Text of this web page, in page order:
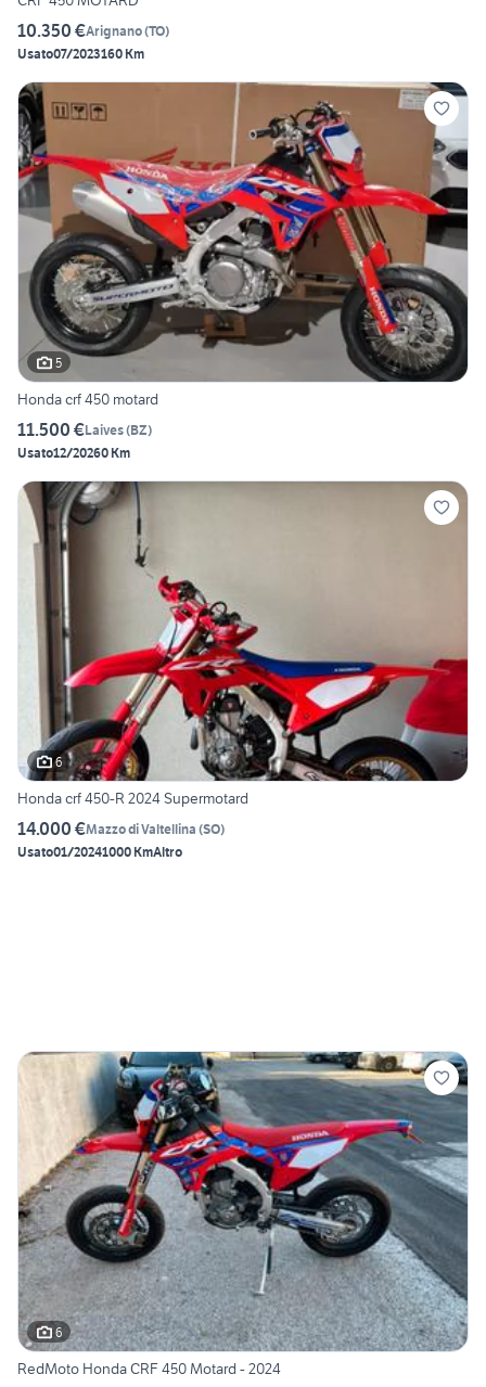
10.350 €Arignano(TO)
Usato07/2023160 Km
5
Honda crf 450 motard
11.500 €Laives(BZ)
Usato12/20260 Km
6
Honda crf 450-R 2024 Supermotard
14.000 €Mazzo di Valtellina (SO)
Usato01/20241000 KmAltro
6
RedMoto Honda CRF 450 Motard - 2024